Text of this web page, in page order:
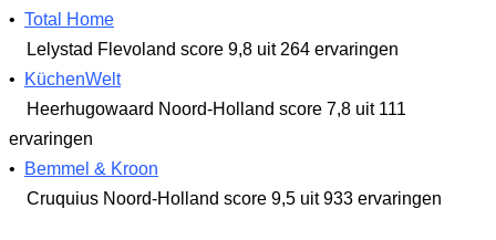
• Total Home
Lelystad Flevoland score 9,8 uit 264 ervaringen
•
KüchenWelt
Heerhugowaard Noord-Holland score 7,8 uit 111
ervaringen
•
Bemmel & Kroon
Cruquius Noord-Holland score 9,5 uit 933 ervaringen